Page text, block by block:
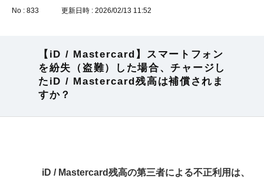
No : 833 更新日時 : 2026/02/13 11:52
【iD / Mastercard】スマートフォン
を紛失（盗難）した場合、チャージし
たiD / Mastercard残高は補償されま
すか？
iD / Mastercard残高の第三者による不正利用は、